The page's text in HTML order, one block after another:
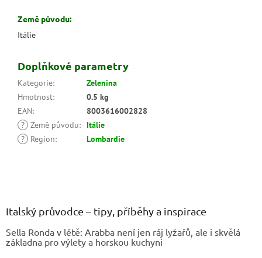
Země původu:
Itálie
Doplňkové parametry
Kategorie:
Zelenina
Hmotnost:
0.5 kg
EAN:
8003616002828
? Země původu:
Itálie
?
Region: Lombardie
Italský průvodce – tipy, příběhy a inspirace
Sella Ronda v létě: Arabba není jen ráj lyžařů, ale i skvělá
základna pro výlety a horskou kuchyni